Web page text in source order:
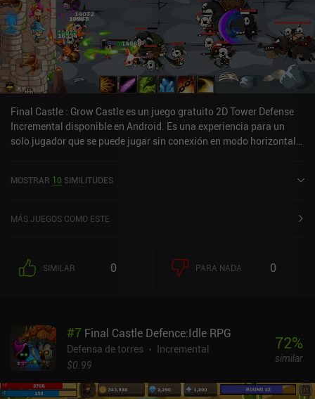
Final Castle : Grow Castle es un juego gratuito 2D Tower Defense
Incremental disponible en Android. Es una experiencia para un
solo jugador que se puede jugar sin conexión en modo horizontal.
MOSTRAR 10 SIMILITUDES
MÁS JUEGOS COMO ESTE
SIMILAR 0 PARA NADA 0
#7 Final Castle Defence:Idle RPG
Defensa de torres
Incremental
$0.99
72%
similar